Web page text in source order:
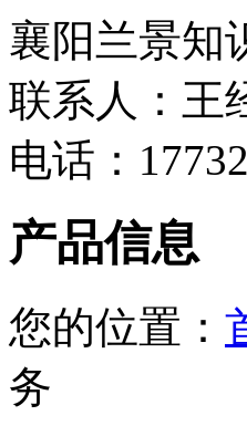
襄阳兰景知
联系人：王
电话：
产品信息
您的位置：
务